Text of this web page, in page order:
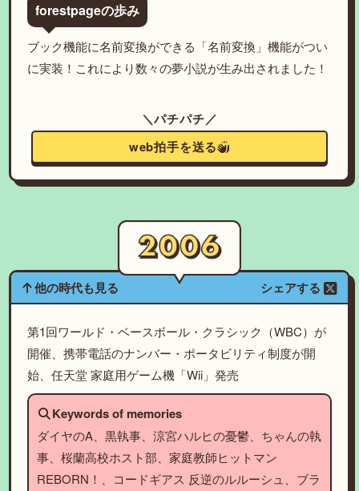
forestpageの歩み
ブック機能に名前変換ができる「名前変換」機能がつい
に実装！これにより数々の夢小説が生み出されました！
＼パチパチ／
web拍手を送る
他の時代も見る シェアする
第1回ワールド・ベースボール・クラシック（WBC）が
開催、携帯電話のナンバー・ポータビリティ制度が開
始、任天堂 家庭用ゲーム機「Wii」発売
Keywords of memories
ダイヤのA、黒執事、涼宮ハルヒの憂鬱、ちゃんの執
事、桜蘭高校ホスト部、家庭教師ヒットマン
REBORN！、コードギアス 反逆のルルーシュ、ブラ